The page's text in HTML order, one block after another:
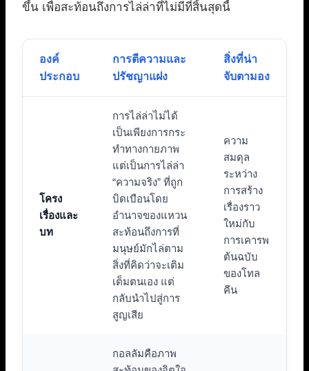
ขึ้น เพื่อสะท้อนถึงการไล่ล่าที่ไม่มีที่สิ้นสุดนี้
องค์
ประกอบ
การตีความและ
ปรัชญาแฝง
สิ่งที่น่า
จับตามอง
โครง
เรื่องและ
บท
การไล่ล่าไม่ได้
เป็นเพียงการกระ
ทำทางกายภาพ
แต่เป็นการไล่ล่า
“ความจริง” ที่ถูก
บิดเบือนโดย
อำนาจของแหวน
สะท้อนถึงการที่
มนุษย์มักไล่ตาม
สิ่งที่คิดว่าจะเติม
เต็มตนเอง แต่
กลับนำไปสู่การ
สูญเสีย
ความ
สมดุล
ระหว่าง
การสร้าง
เรื่องราว
ใหม่กับ
การเคารพ
ต้นฉบับ
ของโทล
คีน
กอลลัมคือภาพ